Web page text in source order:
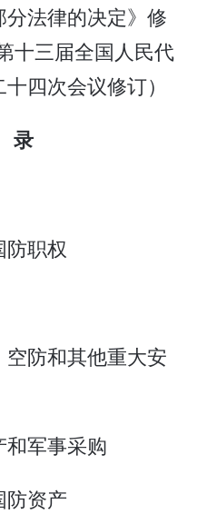
法律的决定》修
十三届全国人民代
四次会议修订）
职权
防和其他重大安
军事采购
资产